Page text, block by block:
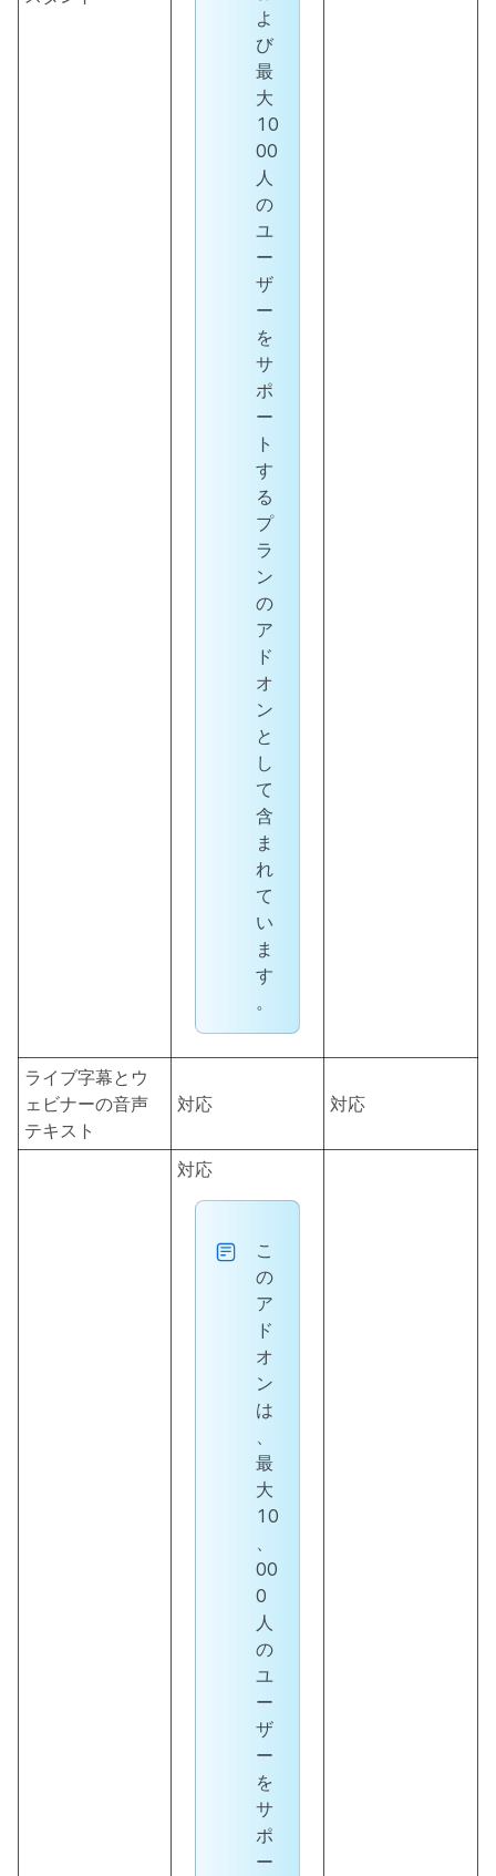
よ
び
最
大
10
00
人
の
ユ
ー
ザ
ー
を
サ
ポ
ー
ト
す
る
プ
ラ
ン
の
ア
ド
オ
ン
と
し
て
含
ま
れ
て
い
ま
す
。
ライブ字幕とウ
ェビナーの音声
テキスト
対応 対応
対応
こ
の
ア
ド
オ
ン
は
、
最
大
10
、
00
0
人
の
ユ
ー
ザ
ー
を
サ
ポ
ー